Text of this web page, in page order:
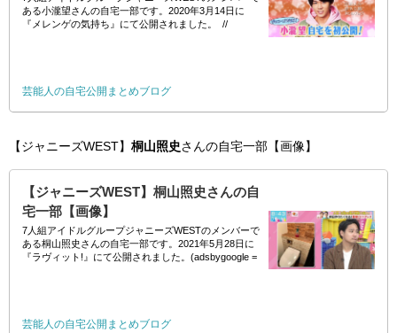
ある小瀧望さんの自宅一部です。2020年3月14日に
『メレンゲの気持ち』にて公開されました。 //
芸能人の自宅公開まとめブログ
【ジャニーズWEST】 桐山照史さんの自宅一部【画像】
【ジャニーズWEST】桐山照史さんの自
宅一部【画像】
7人組アイドルグループジャニーズWESTのメンバーで
ある桐山照史さんの自宅一部です。2021年5月28日に
『ラヴィット!』にて公開されました。(adsbygoogle =
芸能人の自宅公開まとめブログ